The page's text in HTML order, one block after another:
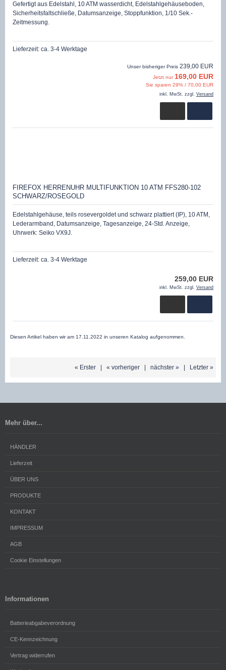
Gefertigt aus Edelstahl, 10 ATM wasserdicht, Edelstahlgehäuseboden,
Sicherheitsfaltschließe, Datumsanzeige, Stoppfunktion, 1/10 Sek.-
Zeitmessung.
Lieferzeit: ca. 3-4 Werktage
Unser bisheriger Preis 239,00 EUR
Jetzt nur 169,00 EUR
Sie sparen 29% / 70,00 EUR
inkl. MwSt. zzgl. Versand
FIREFOX HERRENUHR MULTIFUNKTION 10 ATM FFS280-102
SCHWARZ/ROSEGOLD
Edelstahlgehäuse, teils rosevergoldet und schwarz plattiert (IP), 10 ATM,
Lederarmband, Datumsanzeige, Tagesanzeige, 24-Std. Anzeige,
Uhrwerk: Seiko VX9J.
Lieferzeit: ca. 3-4 Werktage
259,00 EUR
inkl. MwSt. zzgl. Versand
Diesen Artikel haben wir am 17.11.2022 in unseren Katalog aufgenommen.
« Erster « vorheriger nächster » Letzter »
Mehr über...
HÄNDLER
Lieferzeit
ÜBER UNS
PRODUKTE
KONTAKT
IMPRESSUM
AGB
Cookie Einstellungen
Informationen
Batterieabgabeverordnung
CE-Kennzeichnung
Vertrag widerrufen